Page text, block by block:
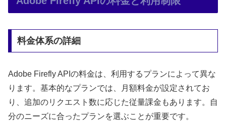
料金体系の詳細
Adobe Firefly APIの料金は、利用するプランによって異な
ります。基本的なプランでは、月額料金が設定されてお
り、追加のリクエスト数に応じた従量課金もあります。自
分のニーズに合ったプランを選ぶことが重要です。